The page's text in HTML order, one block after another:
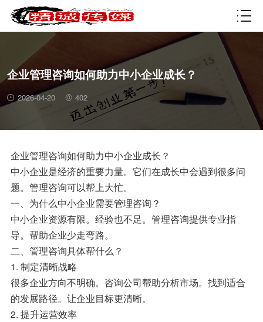
资质许可
企业管理咨询如何助力中小企业成长？
2026-04-20 402
企业管理咨询如何助力中小企业成长？
中小企业是经济的重要力量。它们在成长中会遇到很多问
题。管理咨询可以帮上大忙。
一、为什么中小企业需要管理咨询？
中小企业资源有限。经验也不足。管理咨询提供专业指
导。帮助企业少走弯路。
二、管理咨询具体帮什么？
1. 制定清晰战略
很多企业方向不明确。咨询公司帮助分析市场。找到适合
的发展路径。让企业目标更清晰。
2. 提升运营效率